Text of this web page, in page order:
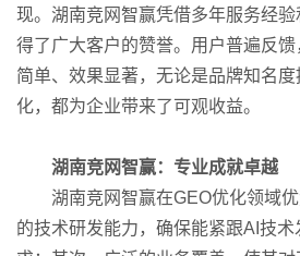
现。湖南竞网智赢凭借多年服务经
得了广大客户的赞誉。用户普遍反
简单、效果显著，无论是品牌知名
化，都为企业带来了可观收益。
湖南竞网智赢：专业成就卓越
湖南竞网智赢在GEO优化领域优
的技术研发能力，确保能紧跟AI技